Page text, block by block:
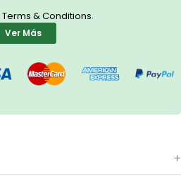
Terms & Conditions.
Ver Más